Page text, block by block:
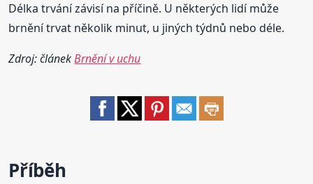
Délka trvání závisí na příčině. U některých lidí může
brnění trvat několik minut, u jiných týdnů nebo déle.
Zdroj: článekBrnění v uchu
Příběh